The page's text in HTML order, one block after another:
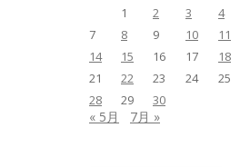
1
2 3 4
7
8 9 10 11
14
15 16 17 18
21
22 23 24 25
28
29 30
« 5月 7月 »